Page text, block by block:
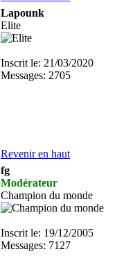
Lapounk
Elite
Inscrit le: 21/03/2020
Messages: 2705
Revenir en haut
fg
Modérateur
Champion du monde
Inscrit le: 19/12/2005
Messages: 7127